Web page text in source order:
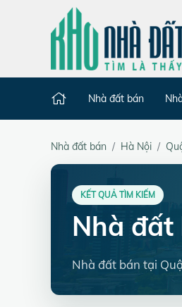
Nhà đất bán
Nhà đất bán Hà Nội
KẾT QUẢ TÌM KIẾM
Nhà đất
Nhà đất bán tại